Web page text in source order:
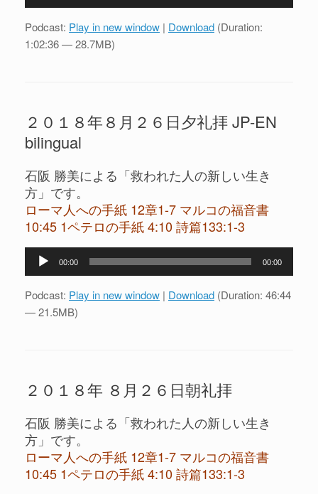
プ
レ
Podcast: Play in new window | Download (Duration:
1:02:36 — 28.7MB)
２０１８年８月２６日夕礼拝 JP-EN
bilingual
石阪 勝美による「救われた人の新しい生き
方」です。
ローマ人への手紙 12章1-7 マルコの福音書
10:45 1ペテロの手紙 4:10 詩篇133:1-3
プ
00:00 00:00
Podcast: Play in new window | Download (Duration: 46:44
— 21.5MB)
２０１８年 ８月２６日朝礼拝
石阪 勝美による「救われた人の新しい生き
方」です。
ローマ人への手紙 12章1-7 マルコの福音書
10:45 1ペテロの手紙 4:10 詩篇133:1-3